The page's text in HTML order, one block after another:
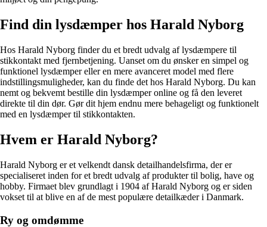
Find din lysdæmper hos Harald Nyborg
Hos Harald Nyborg finder du et bredt udvalg af lysdæmpere til
stikkontakt med fjernbetjening. Uanset om du ønsker en simpel og
funktionel lysdæmper eller en mere avanceret model med flere
indstillingsmuligheder, kan du finde det hos Harald Nyborg. Du kan
nemt og bekvemt bestille din lysdæmper online og få den leveret
direkte til din dør. Gør dit hjem endnu mere behageligt og funktionelt
med en lysdæmper til stikkontakten.
Hvem er Harald Nyborg?
Harald Nyborg er et velkendt dansk detailhandelsfirma, der er
specialiseret inden for et bredt udvalg af produkter til bolig, have og
hobby. Firmaet blev grundlagt i 1904 af Harald Nyborg og er siden
vokset til at blive en af de mest populære detailkæder i Danmark.
Ry og omdømme